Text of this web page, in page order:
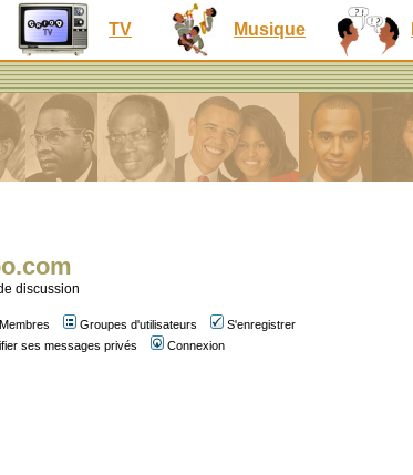
TV Musique
discussion
Groupes d'utilisateurs
S'enregistrer
ses messages privés Connexion